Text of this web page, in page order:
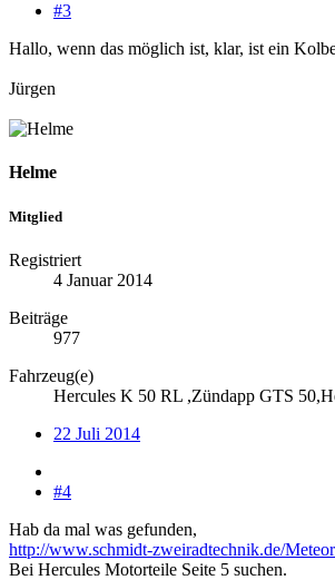
#3
Hallo, wenn das möglich ist, klar, ist ein
Jürgen
Helme
Mitglied
Registriert
4 Januar 2014
Beiträge
977
Fahrzeug(e)
Hercules K 50 RL ,Zündapp GTS
22 Juli 2014
#4
Hab da mal was gefunden,
http://www.schmidt-zweiradtechnik.de/
Bei Hercules Motorteile Seite 5 suchen.